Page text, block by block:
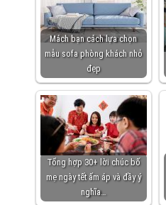
Mách bạn cách lựa chọn
mẫu sofa phòng khách nhỏ
đẹp
Tổng hợp 30+ lời chúc bố
mẹ ngày tết ấm áp và đầy ý
nghĩa…